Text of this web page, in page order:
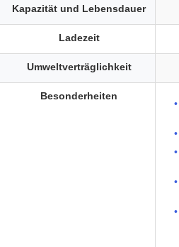
Kapazität und Lebensdauer
Ladezeit
Umweltverträglichkeit
Besonderheiten